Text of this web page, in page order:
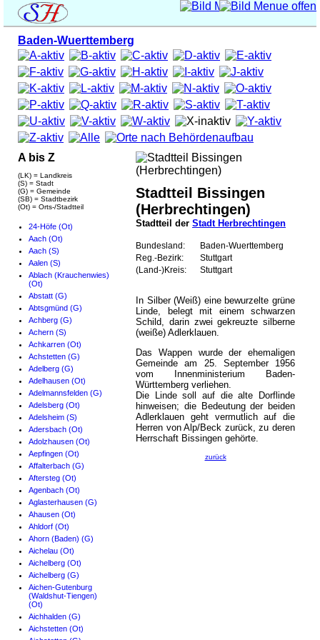
Baden-Wuerttemberg
A bis Z
(LK) = Landkreis
(S) = Stadt
(G) = Gemeinde
(SB) = Stadtbezirk
(Ot) = Orts-/Stadtteil
24-Höfe (Ot)
Aach (Ot)
Aach (S)
Aalen (S)
Ablach (Krauchenwies)
(Ot)
Abstatt (G)
Abtsgmünd (G)
Achberg (G)
Achern (S)
Achkarren (Ot)
Achstetten (G)
Adelberg (G)
Adelhausen (Ot)
Adelmannsfelden (G)
Adelsberg (Ot)
Adelsheim (S)
Adersbach (Ot)
Adolzhausen (Ot)
Aepfingen (Ot)
Affalterbach (G)
Aftersteg (Ot)
Agenbach (Ot)
Aglasterhausen (G)
Ahausen (Ot)
Ahldorf (Ot)
Ahorn (Baden) (G)
Aichelau (Ot)
Aichelberg (Ot)
Aichelberg (G)
Aichen-Gutenburg
(Waldshut-Tiengen)
(Ot)
Aichhalden (G)
Aichstetten (Ot)
Stadtteil Bissingen
(Herbrechtingen)
Stadtteil der Stadt Herbrechtingen
Bundesland:
Baden-Wuerttemberg
Reg.-Bezirk:
Stuttgart
(Land-)Kreis:
Stuttgart
In Silber (Weiß) eine bewurzelte grüne
Linde, belegt mit einem schwarzen
Schild, darin zwei gekreuzte silberne
(weiße) Adlerklauen.
Das Wappen wurde der ehemaligen
Gemeinde am 25. September 1956
vom Innenministerium Baden-
Württemberg verliehen.
Die Linde soll auf die alte Dorflinde
hinweisen; die Bedeutung der beiden
Adlerklauen geht vermutlich auf die
Herren von Alp/Beck zurück, zu deren
Herrschaft Bissingen gehörte.
zurück